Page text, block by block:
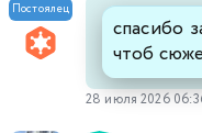
Постоялец
спасибо
чтоб
28 июля 2026